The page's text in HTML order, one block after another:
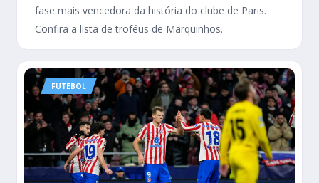
fase mais vencedora da história do clube de Paris.
Confira a lista de troféus de Marquinhos.
FUTEBOL